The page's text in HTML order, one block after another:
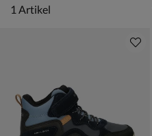
1 artikel
1 Artikel